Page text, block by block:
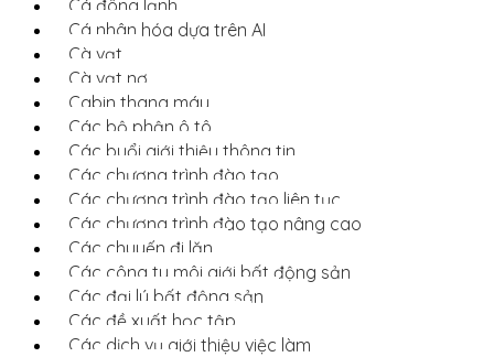
Cá đông lạnh
Cá nhân hóa dựa trên AI
Cà vạt
Cà vạt nơ
Cabin thang máy
Các bộ phận ô tô
Các buổi giới thiệu thông tin
Các chương trình đào tạo
Các chương trình đào tạo liên tục
Các chương trình đào tạo nâng cao
Các chuyến đi lặn
Các công ty môi giới bất động sản
Các đại lý bất động sản
Các đề xuất học tập
Các dịch vụ giới thiệu việc làm